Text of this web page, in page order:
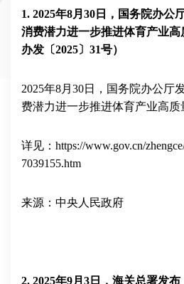
1. 2025年8月 30 日，国务院办公
消费潜力进一步推进体育产业
办发〔2025〕 31号）
2025年8月 30日，国务院办公厅
费潜力进一步推进体育产业高质
详见： https://www.gov.cn/
7039155.htm
来源：中央人民政府
2. 2025年9月 3 日，海关总署发